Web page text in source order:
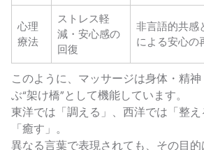
心理
療法
ストレス軽
減・安心感の
回復
非言語的共感
による安心の
このように、マッサージは身体・精
ぶ“架け橋”として機能しています。
東洋では「調える」、西洋では「整
「癒す」。
異なる言葉で表現されても、その目